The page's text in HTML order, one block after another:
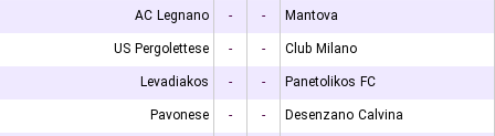
AC Legnano
- -
Mantova
US Pergolettese
- -
Club Milano
Levadiakos
- -
Panetolikos FC
Pavonese
- -
Desenzano Calvina